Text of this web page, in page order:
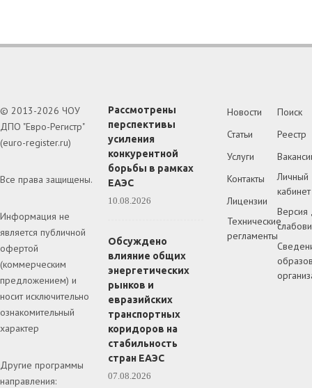
© 2013-2026 ЧОУ
ДПО "Евро-Регистр"
(euro-register.ru)
Все права защищены.
Информация не
является публичной
офертой
(коммерческим
предложением) и
носит исключительно
ознакомительный
характер
Другие программы
направления:
Рассмотрены
перспективы
усиления
конкурентной
борьбы в рамках
ЕАЭС
10.08.2026
Обсуждено
влияние общих
энергетических
рынков и
евразийских
транспортных
коридоров на
стабильность
стран ЕАЭС
07.08.2026
Новости
Статьи
Услуги
Контакты
Лицензии
Технические
регламенты
Поиск
Реестр
Личный
кабинет
Версия